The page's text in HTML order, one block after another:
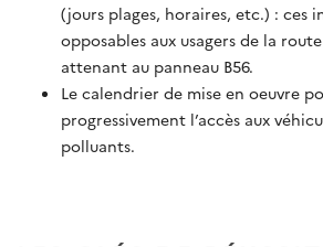
(jours plages, horaires, etc.) : ces
opposables aux usagers de la
attenant au panneau B56.
Le calendrier de mise en oeuvre
progressivement l’accès aux
polluants.